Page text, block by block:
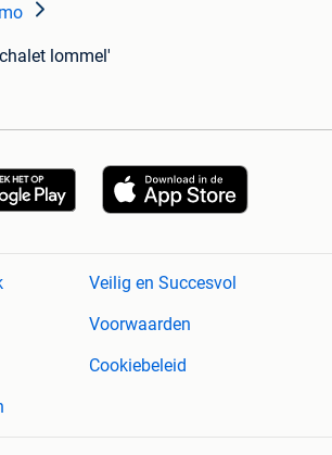
lommel'
Veilig en Succesvol
Voorwaarden
Cookiebeleid